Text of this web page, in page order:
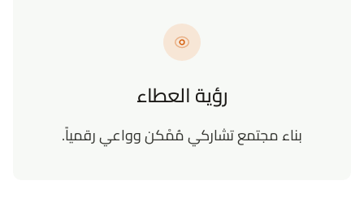
رؤية العطاء
بناء مجتمع تشاركي مُمْكن وواعي رقمياً.